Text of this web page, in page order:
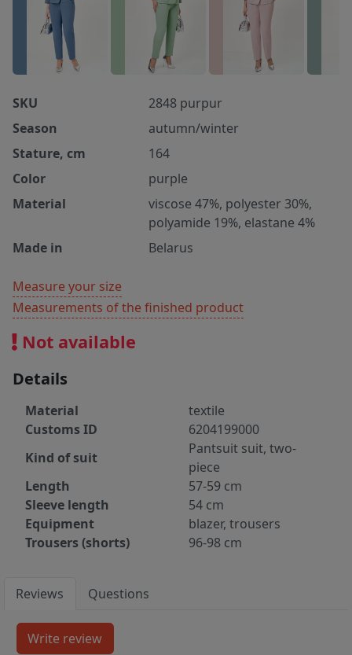
SKU
2848 purpur
Season
autumn/winter
Stature, cm
164
Color
purple
Material
viscose 47%, polyester 30%,
polyamide 19%, elastane 4%
Made in
Belarus
Measure your size
Measurements of the finished product
Not available
Details
Material
textile
Customs ID
6204199000
Kind of suit
Pantsuit suit, two-
piece
Length
57-59 cm
Sleeve length
54 cm
Equipment
blazer, trousers
Trousers (shorts)
96-98 cm
Reviews Questions